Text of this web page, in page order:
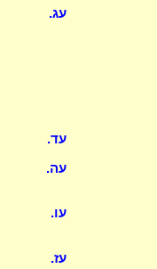
עג.
עד.
עה.
עו.
עז.